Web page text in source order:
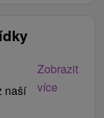
naší
Zobrazit
více